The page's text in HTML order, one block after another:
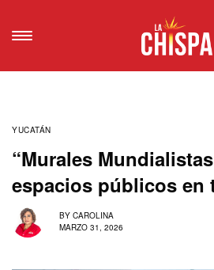
YUCATÁN
“Murales
espacios públicos en
BY CAROLINA
MARZO 31, 2026